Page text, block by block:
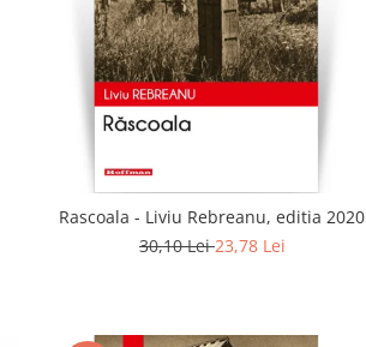
Rascoala - Liviu Rebreanu, editia 2020
30,10 Lei23,78 Lei